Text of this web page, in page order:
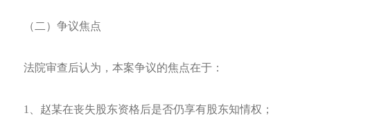
（二）争议焦点
法院审查后认为，本案争议的焦点在于：
1、赵某在丧失股东资格后是否仍享有股东知情权；